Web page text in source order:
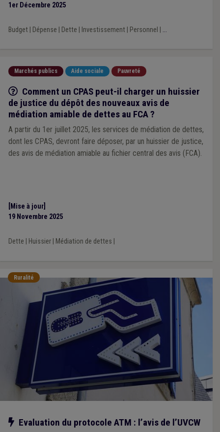
1er Décembre 2025
Budget| Dépense Dette Investissement| Personnel ...
Marchés publics Aide sociale Pauvreté
Q/R
Comment un CPAS peut-il charger un huissier
de justice du dépôt des nouveaux avis de
médiation amiable de dettes au FCA ?
A partir du 1er juillet 2025, les services de médiation de dettes,
dont les CPAS, devront faire déposer, par un huissier de justice,
des avis de médiation amiable au fichier central des avis (FCA).
[Mise à jour]
19 Novembre 2025
Dette Huissier| Médiation de dettes
Ruralité
Notre action
Evaluation du protocole ATM : l’avis de l’UVCW